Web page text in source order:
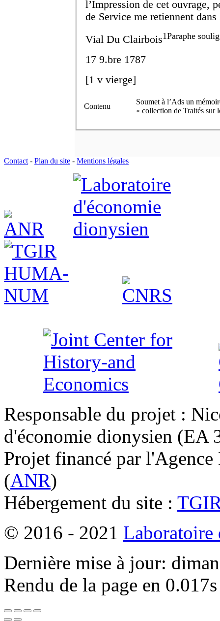
l’Impression de cet ouvrage,
de Service me retiennent
Vial Du Clairbois1Paraphe
17 9.bre 1787
[1 v vierge]
Contenu
Soumet à l’Ads un
« collection de Traités sur
Contact - Plan du site - Mentions légales
Responsable du projet :
d'économie dionysien
Projet financé par l'Agence
(ANR)
Hébergement du site :
© 2016 - 2021 Laboratoire
Dernière mise à jour:
Rendu de la page en 0.017s